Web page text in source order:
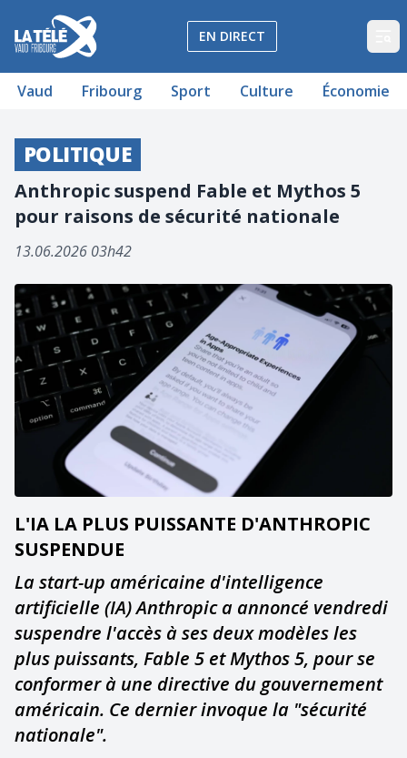
La Télé - Télévision régionale Vaud et Fribourg
EN DIRECT
Vaud Fribourg Sport Culture Économie
POLITIQUE
Anthropic suspend Fable et Mythos 5
pour raisons de sécurité nationale
13.06.2026 03h42
L'IA LA PLUS PUISSANTE D'ANTHROPIC
SUSPENDUE
La start-up américaine d'intelligence
artificielle (IA) Anthropic a annoncé vendredi
suspendre l'accès à ses deux modèles les
plus puissants, Fable 5 et Mythos 5, pour se
conformer à une directive du gouvernement
américain. Ce dernier invoque la "sécurité
nationale".